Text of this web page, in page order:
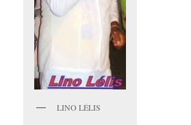
LINO LÉLIS